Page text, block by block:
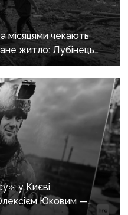
місяцями чекають
житло: Лубінець
у Києві
Юковим —